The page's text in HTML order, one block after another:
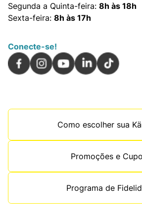
Segunda a Quinta-feira: 8h às 18h
Sexta-feira: 8h às 17h
Conecte-se!
Como escolher sua
Promoções e
Programa de